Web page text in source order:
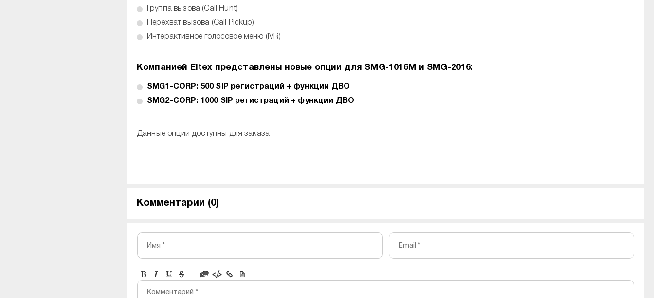
Группа вызова (Call Hunt)
Перехват вызова (Call Pickup)
Интерактивное голосовое меню (IVR)
Компанией Eltex представлены новые опции для SMG-1016M и SMG-2016:
SMG1-CORP: 500 SIP регистраций + функции ДВО
SMG2-CORP: 1000 SIP регистраций + функции ДВО
Данные опции доступны для заказа
Комментарии (0)
Имя * Email *
-
-
-
Комментарий *